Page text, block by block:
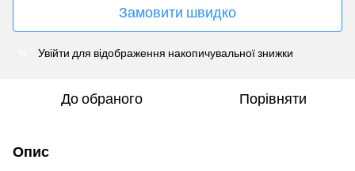
Замовити швидко
Увійти для відображення накопичувальної знижки
До обраного Порівняти
Опис